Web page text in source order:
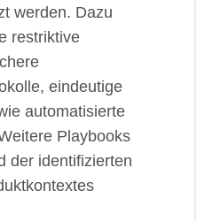
werden. Dazu
restriktive
eindeutige
automatisierte
Playbooks
der identifizierten